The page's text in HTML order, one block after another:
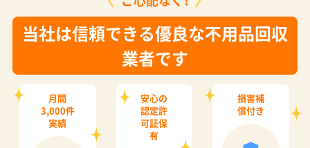
当社は信頼できる優良な不用品回収
業者です
月間
3,000件
実績
安心の
認定許
可証保
有
損害補
償付き